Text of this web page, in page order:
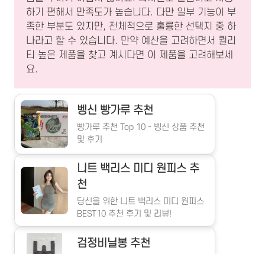
하기 편해서 만족도가 높습니다. 다만 일부 기능이 부
족한 부분도 있지만, 전체적으로 훌륭한 선택지 중 하
나라고 할 수 있습니다. 만약 예산을 고려하면서 퀄리
티 높은 제품을 찾고 계시다면 이 제품을 고려해보세
요.
벵신 빵가루 추천
빵가루 추천 Top 10 - 벵신 상품 추천
및 후기
니트 백리스 미디 원피스 추
천
당신을 위한 니트 백리스 미디 원피스
BEST10 추천 후기 및 리뷰!
검정비닐봉 추천